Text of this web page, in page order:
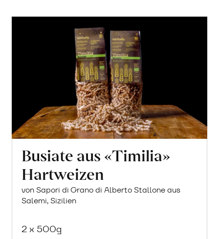
Busiate aus «Timilia»
Hartweizen
von Sapori di Grano di Alberto Stallone aus
Salemi, Sizilien
2 x 500g